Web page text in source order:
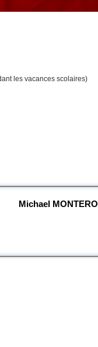
les vacances scolaires)
Michael MONTERO